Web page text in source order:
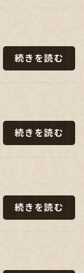
続きを読む
続きを読む
続きを読む